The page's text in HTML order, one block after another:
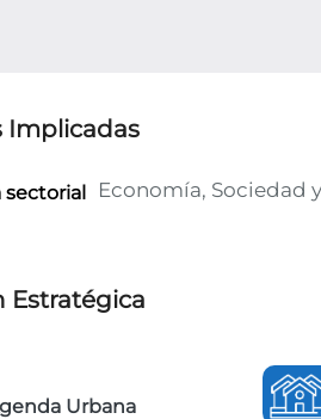
Implicadas
sectorial Economía, Sociedad
Estratégica
Urbana